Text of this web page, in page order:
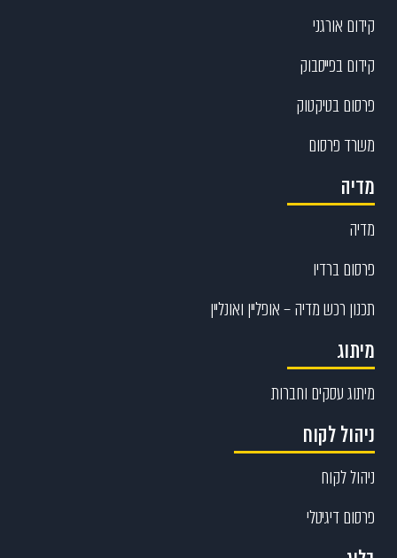
קידום אורגני
קידום בפייסבוק
פרסום בטיקטוק
משרד פרסום
מדיה
מדיה
פרסום ברדיו
תכנון רכש מדיה – אופליין ואונליין
מיתוג
מיתוג עסקים וחברות
ניהול לקוח
ניהול לקוח
פרסום דיגיטלי